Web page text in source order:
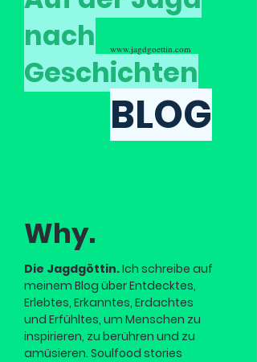
nach
Geschichten
www.jagdgoettin.com
BLOG
Why.
Die Jagdgöttin.Ich schreibe auf
meinem Blog über Entdecktes,
Erlebtes, Erkanntes, Erdachtes
und Erfühltes, um Menschen zu
inspirieren, zu berühren und zu
amüsieren. Soulfood stories